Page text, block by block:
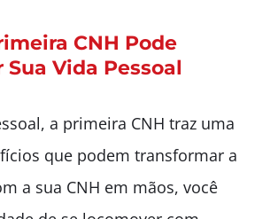
CNH Pode
Vida Pessoal
a primeira CNH traz uma
que podem transformar a
a sua CNH em mãos, você